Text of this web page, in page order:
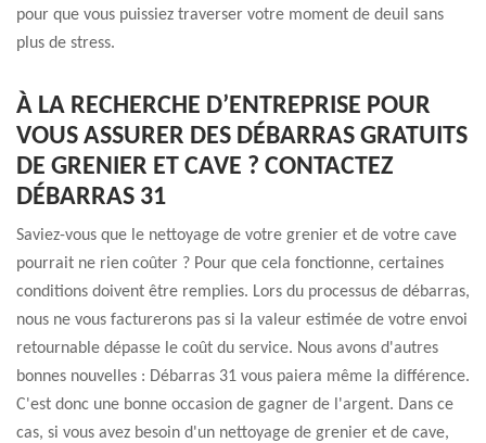
pour que vous puissiez traverser votre moment de deuil sans
plus de stress.
À LA RECHERCHE D’ENTREPRISE POUR
VOUS ASSURER DES DÉBARRAS GRATUITS
DE GRENIER ET CAVE ? CONTACTEZ
DÉBARRAS 31
Saviez-vous que le nettoyage de votre grenier et de votre cave
pourrait ne rien coûter ? Pour que cela fonctionne, certaines
conditions doivent être remplies. Lors du processus de débarras,
nous ne vous facturerons pas si la valeur estimée de votre envoi
retournable dépasse le coût du service. Nous avons d'autres
bonnes nouvelles : Débarras 31 vous paiera même la différence.
C'est donc une bonne occasion de gagner de l'argent. Dans ce
cas, si vous avez besoin d'un nettoyage de grenier et de cave,